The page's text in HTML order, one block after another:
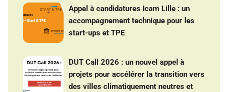
Appel à candidatures Icam Lille : un
accompagnement technique pour les
start-ups et TPE
DUT Call 2026 : un nouvel appel à
projets pour accélérer la transition vers
des villes climatiquement neutres et